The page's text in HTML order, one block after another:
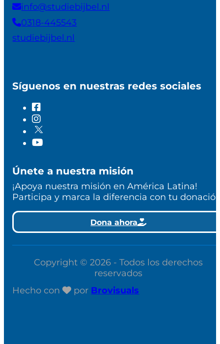
info@studiebijbel.nl
0318-445543
studiebijbel.nl
Síguenos en nuestras redes sociales
Únete a nuestra misión
¡Apoya nuestra misión en América Latina!
Participa y marca la diferencia con tu
Dona ahora
Copyright © 2026 - Todos los derechos
reservados
Hecho con
por Brovisuals